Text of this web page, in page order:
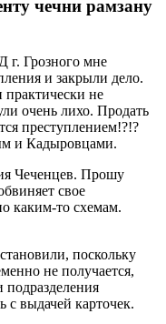
чечни рамзану
Грозного мне
и закрыли дело.
не
очень лихо. Продать
преступлением!?!?
и Кадыровцами.
Чеченцев. Прошу
свое
каким-то схемам.
поскольку
не получается,
подразделения
выдачей карточек.